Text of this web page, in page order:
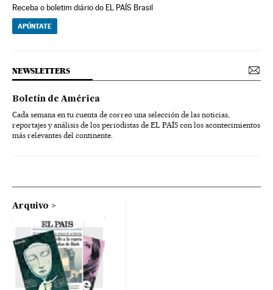
Receba o boletim diário do EL PAÍS Brasil
APÚNTATE
NEWSLETTERS
Boletín de América
Cada semana en tu cuenta de correo una selección de las noticias,
reportajes y análisis de los periodistas de EL PAÍS con los acontecimientos
más relevantes del continente.
Arquivo